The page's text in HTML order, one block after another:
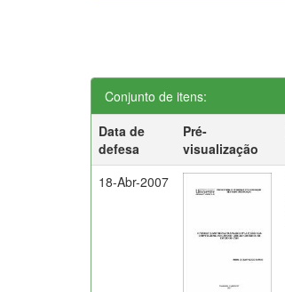
Conjunto de itens:
Data de
defesa
Pré-
visualização
18-Abr-2007